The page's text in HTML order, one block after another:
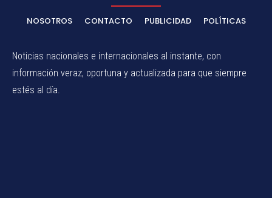
NOSOTROS CONTACTO PUBLICIDAD POLÍTICAS
Noticias nacionales e internacionales al instante, con
información veraz, oportuna y actualizada para que siempre
estés al día.